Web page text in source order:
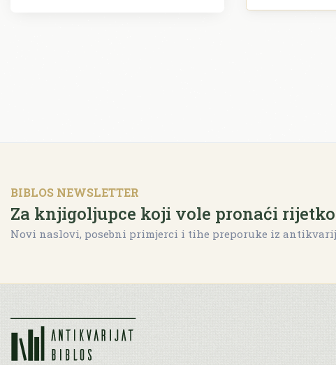
BIBLOS NEWSLETTER
Za knjigoljupce koji vole pronaći rijetko
Novi naslovi, posebni primjerci i tihe preporuke iz